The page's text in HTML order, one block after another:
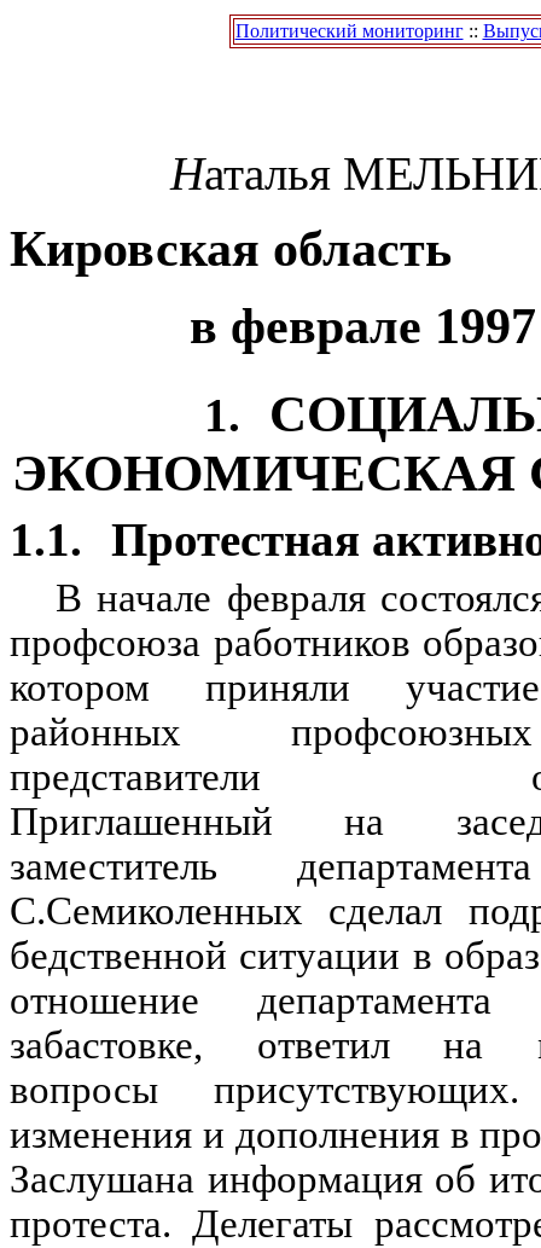
Политический мониторинг::
Наталья
Кировская область
в феврале
1.
ЭКОНОМИЧЕСКАЯ
1.1. Протестная
В начале февраля
профсоюза работников
котором приняли
районных
представители
Приглашенный на
заместитель
С.Семиколенных сделал
бедственной ситуации в
отношение
забастовке, ответил на
вопросы
изменения и дополнения в
Заслушана информация об
протеста. Делегаты